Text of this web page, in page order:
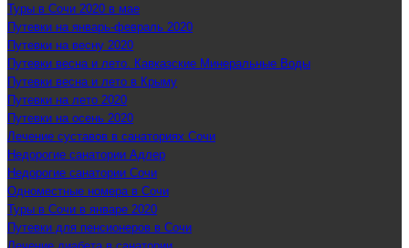
Туры в Сочи 2020 в мае
Путевки на январь-февраль 2020
Путевки на весну 2020
Путевки весна и лето. Кавказские Минеральные Воды
Путевки весна и лето в Крыму
Путевки на лето 2020
Путевки на осень 2020
Лечение суставов в санаториях Сочи
Недорогие санатории Адлер
Недорогие санатории Сочи
Одноместные номера в Сочи
Туры в Сочи в январе 2020
Путевки для пенсионеров в Сочи